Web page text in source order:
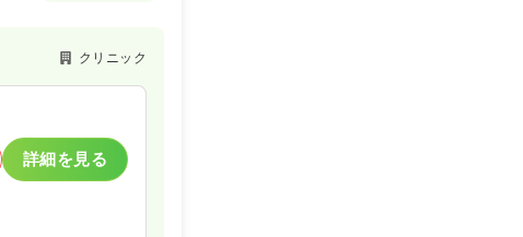
クリニック
詳細を見る